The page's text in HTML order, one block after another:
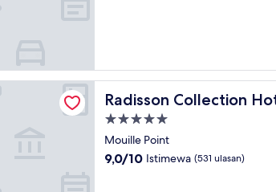
Radisson Collection
Radisson Collection Hotel,
Properti
bintang
5.0
Mouille Point
9.0
9,0/10 Istimewa (531 ulasan)
Cape Town